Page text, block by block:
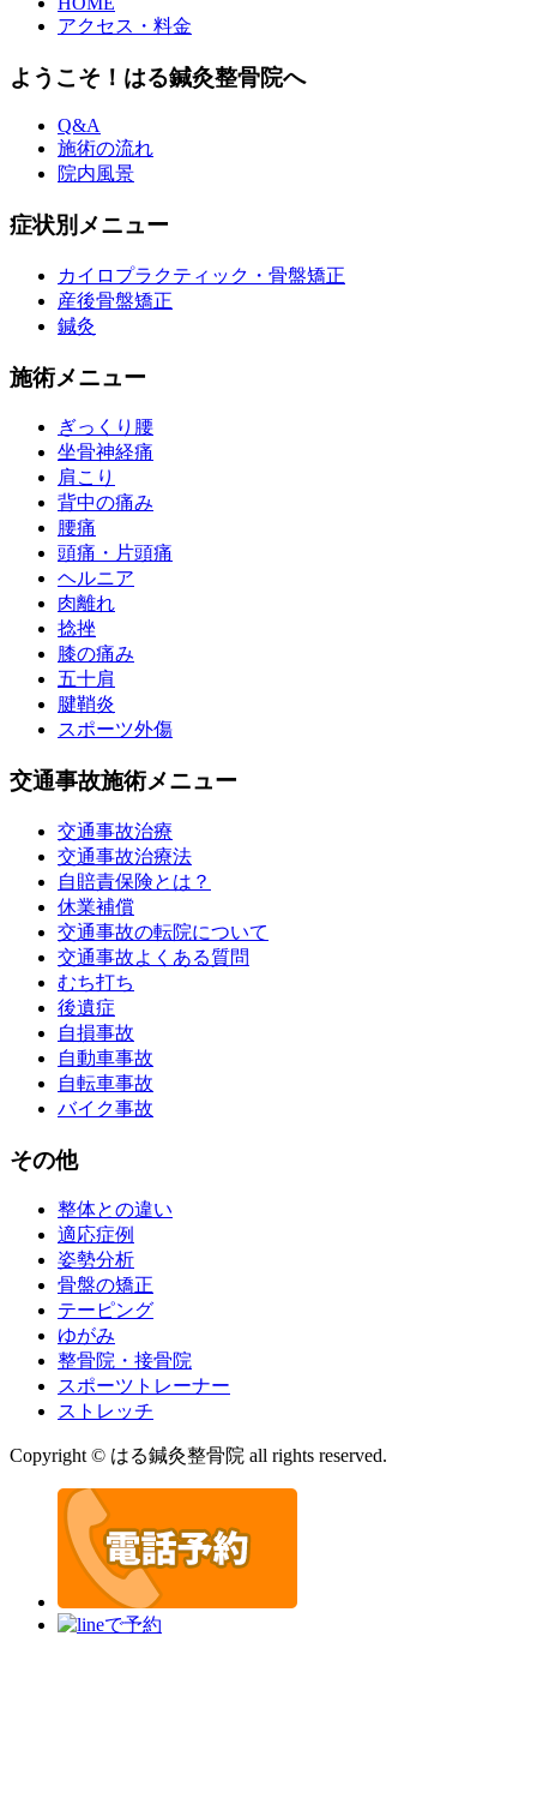
アクセス・料金
ようこそ！はる鍼灸整骨院へ
Q&A
施術の流れ
院内風景
症状別メニュー
カイロプラクティック・骨盤矯正
産後骨盤矯正
鍼灸
施術メニュー
ぎっくり腰
坐骨神経痛
肩こり
背中の痛み
腰痛
頭痛・片頭痛
ヘルニア
肉離れ
捻挫
膝の痛み
五十肩
腱鞘炎
スポーツ外傷
交通事故施術メニュー
交通事故治療
交通事故治療法
自賠責保険とは？
休業補償
交通事故の転院について
交通事故よくある質問
むち打ち
後遺症
自損事故
自動車事故
自転車事故
バイク事故
その他
整体との違い
適応症例
姿勢分析
骨盤の矯正
テーピング
ゆがみ
整骨院・接骨院
スポーツトレーナー
ストレッチ
Copyright © はる鍼灸整骨院 all rights reserved.